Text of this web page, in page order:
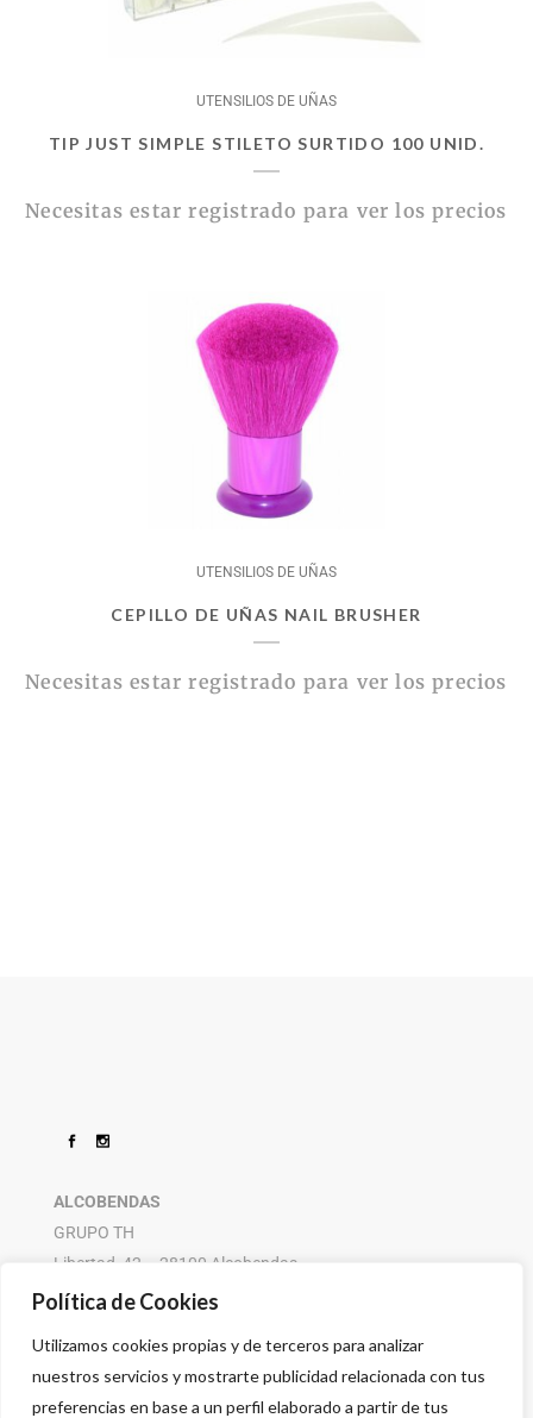
Política de Cookies
Utilizamos cookies propias y de terceros para analizar
nuestros servicios y mostrarte publicidad relacionada con tus
preferencias en base a un perfil elaborado a partir de tus
UTENSILIOS DE UÑAS
TIP JUST SIMPLE STILETO SURTIDO 100 UNID.
Necesitas estar registrado para ver los precios
UTENSILIOS DE UÑAS
CEPILLO DE UÑAS NAIL BRUSHER
Necesitas estar registrado para ver los precios
ALCOBENDAS
GRUPO TH
Libertad, 42 – 28100 Alcobendas
916 614 580 – 608 505 532